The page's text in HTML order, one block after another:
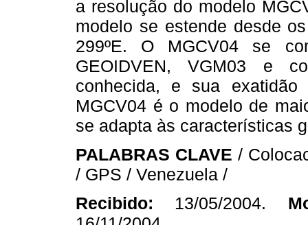
a resolução do modelo
modelo se estende desde
299ºE. O MGCV04 se
GEOIDVEN, VGM03 e
conhecida, e sua
MGCV04 é o modelo de
se adapta às características
PALABRAS CLAVE /
/ GPS / Venezuela /
Recibido: 13/05/2004.